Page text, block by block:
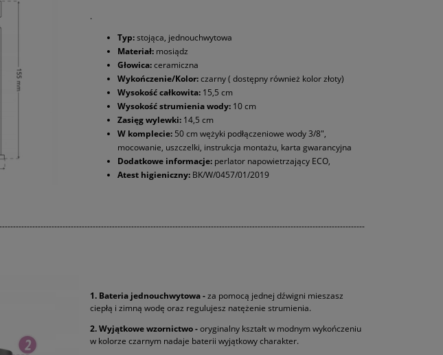
.
Typ:stojąca, jednouchwytowa
Materiał: mosiądz
Głowica:ceramiczna
Wykończenie/Kolor:czarny ( dostępny również kolor złoty)
Wysokość całkowita: 15,5 cm
Wysokość strumienia wody: 10 cm
Zasięg wylewki: 14,5 cm
W komplecie: 50 cm wężyki podłączeniowe wody 3/8",
mocowanie, uszczelki, instrukcja montażu, karta gwarancyjna
Dodatkowe informacje: perlator napowietrzający ECO,
Atest higieniczny: BK/W/0457/01/2019
1. Bateria jednouchwytowa -za pomocą jednej dźwigni mieszasz
ciepłą i zimną wodę oraz regulujesz natężenie strumienia.
2. Wyjątkowe wzornictwo -oryginalny kształt w modnym wykończeniu
w kolorze czarnym nadaje baterii wyjątkowy charakter.